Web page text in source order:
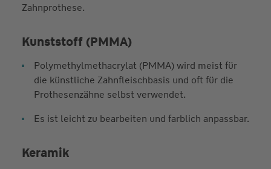
Zahnprothese.
Kunststoff (PMMA)
Polymethylmethacrylat (PMMA) wird meist für
die künstliche Zahnfleischbasis und oft für die
Prothesenzähne selbst verwendet.
Es ist leicht zu bearbeiten und farblich anpassbar.
Keramik